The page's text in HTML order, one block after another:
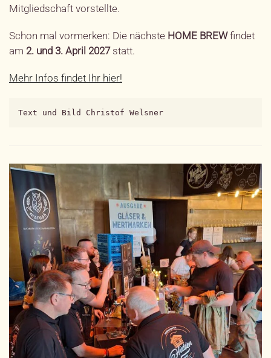
Mitgliedschaft vorstellte.
Schon mal vormerken: Die nächste HOME BREWfindet
am 2. und 3. April 2027statt.
Mehr Infos findet Ihr hier!
Text und Bild Christof Welsner